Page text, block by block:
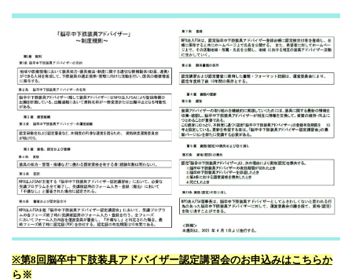
※第8回脳卒中下肢装具アドバイザー認定講習会のお申込みはこちらか
ら※